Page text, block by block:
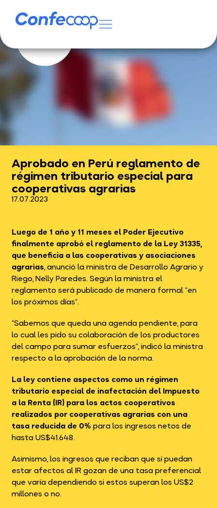
Aprobado en Perú reglamento de
régimen tributario especial para
cooperativas agrarias
17.07.2023
Luego de 1 año y 11 meses el Poder Ejecutivo
finalmente aprobó el reglamento de la Ley 31335,
que beneficia a las cooperativas y asociaciones
agrarias, anunció la ministra de Desarrollo Agrario y
Riego, Nelly Paredes. Según la ministra el
reglamento será publicado de manera formal “en
los próximos días”.
“Sabemos que queda una agenda pendiente, para
lo cual les pido su colaboración de los productores
del campo para sumar esfuerzos”, indicó la ministra
respecto a la aprobación de la norma.
La ley contiene aspectos como un régimen
tributario especial de inafectación del Impuesto
a la Renta (IR) para los actos cooperativos
realizados por cooperativas agrarias con una
tasa reducida de 0%para los ingresos netos de
hasta US$41.648.
Asimismo, los ingresos que reciban que sí puedan
estar afectos al IR gozan de una tasa preferencial
que varía dependiendo si estos superan los US$2
millones o no.